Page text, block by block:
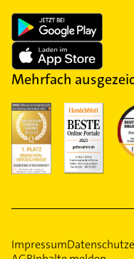
Mehrfach
Impressum